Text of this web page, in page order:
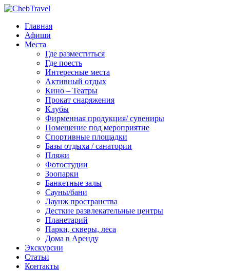
Главная
Афиши
Места
Где разместиться
Где поесть
Интересные места
Активный отдых
Кино – Театры
Прокат снаряжения
Клубы
Фирменная продукция/ сувениры
Помещение под мероприятие
Спортивные площадки
Базы отдыха / санатории
Пляжи
Фотостудии
Зоопарки
Банкетные залы
Сауны/бани
Лаунж пространства
Десткие развлекательные центры
Планетарий
Парки, скверы, леса
Дома в Аренду
Экскурсии
Статьи
Контакты